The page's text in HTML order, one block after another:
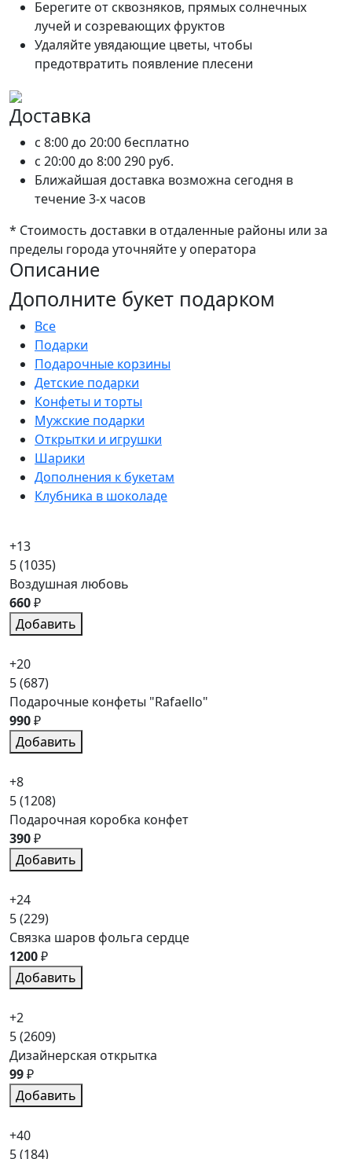
Берегите от сквозняков, прямых солнечных
лучей и созревающих фруктов
Удаляйте увядающие цветы, чтобы
предотвратить появление плесени
Доставка
c 8:00 до 20:00 бесплатно
c 20:00 до 8:00290 руб.
Ближайшая доставка возможна сегодня в
течение 3-х часов
* Стоимость доставки в отдаленные районы или за
пределы города уточняйте у оператора
Описание
Дополните букет подарком
Все
Подарки
Подарочные корзины
Детские подарки
Конфеты и торты
Мужские подарки
Открытки и игрушки
Шарики
Дополнения к букетам
Клубника в шоколаде
+13
5(1035)
Воздушная любовь
660₽
Добавить
+20
5(687)
Подарочные конфеты "Rafaello"
990₽
Добавить
+8
5(1208)
Подарочная коробка конфет
390₽
Добавить
+24
5(229)
Связка шаров фольга сердце
1200₽
Добавить
+2
5(2609)
Дизайнерская открытка
99₽
Добавить
+40
5(184)